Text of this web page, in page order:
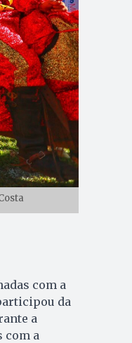
com a
da
a
com a